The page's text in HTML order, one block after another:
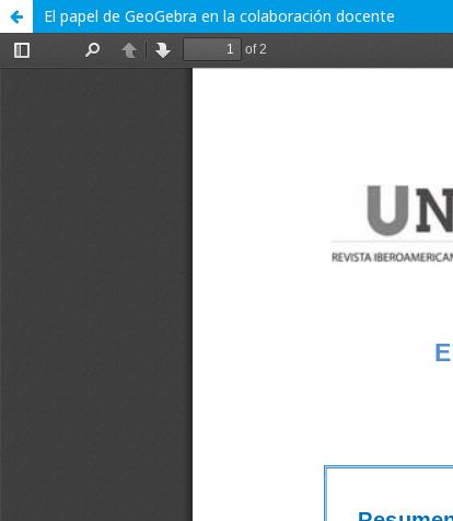
El papel de GeoGebra en la colaboración docente